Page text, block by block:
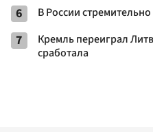
6 В России
7
Кремль переиграл
сработала